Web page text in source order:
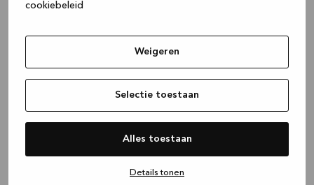
cookiebeleid
Weigeren
Selectie toestaan
Alles toestaan
Details tonen
(see the browser console for more
information).